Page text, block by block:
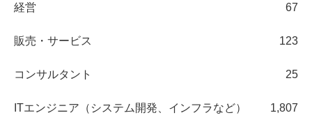
経営 67
販売・サービス 123
コンサルタント 25
ITエンジニア（システム開発、インフラなど） 1,807